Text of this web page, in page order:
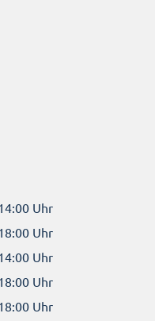
Uhr
Uhr
Uhr
Uhr
Uhr